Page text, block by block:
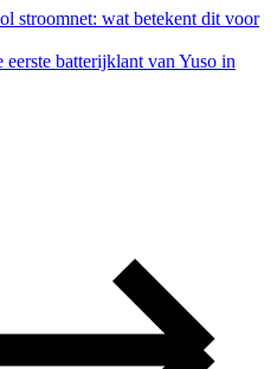
stroomnet: wat betekent dit voor
batterijklant van Yuso in